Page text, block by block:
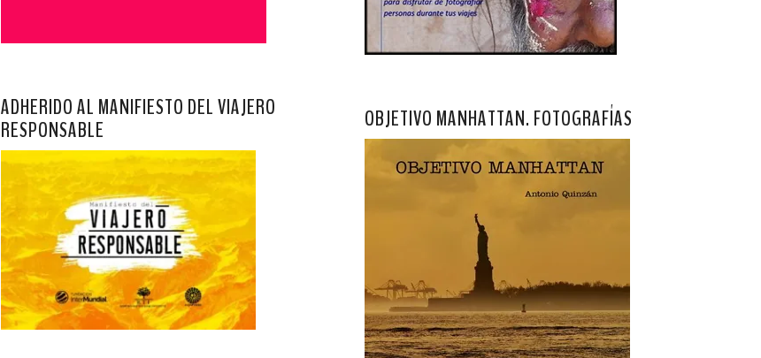
ADHERIDO AL MANIFIESTO DEL VIAJERO
RESPONSABLE
OBJETIVO MANHATTAN. FOTOGRAFÍAS